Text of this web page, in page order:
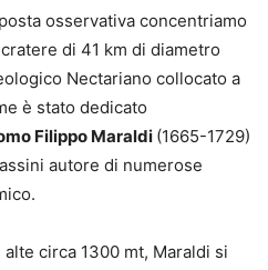
osservativa concentriamo
di 41 km di diametro
Nectariano collocato a
è stato dedicato
Filippo Maraldi (1665-1729)
autore di numerose
circa 1300 mt, Maraldi si